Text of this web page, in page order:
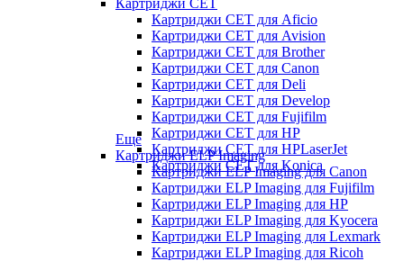
Картриджи CET
Картриджи CET для Aficio
Картриджи CET для Avision
Картриджи CET для Brother
Картриджи CET для Canon
Картриджи CET для Deli
Картриджи CET для Develop
Картриджи CET для Fujifilm
Картриджи CET для HP
Картриджи CET для HPLaserJet
Картриджи CET для Konica
Еще
Картриджи ELP Imaging
Картриджи ELP Imaging для Canon
Картриджи ELP Imaging для Fujifilm
Картриджи ELP Imaging для HP
Картриджи ELP Imaging для Kyocera
Картриджи ELP Imaging для Lexmark
Картриджи ELP Imaging для Ricoh